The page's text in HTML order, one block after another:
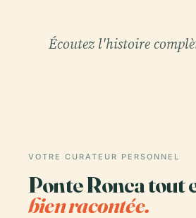
Écoutez l'histoire
VOTRE CURATEUR PERSONNEL
Ponte Ronca tout
bien racontée.